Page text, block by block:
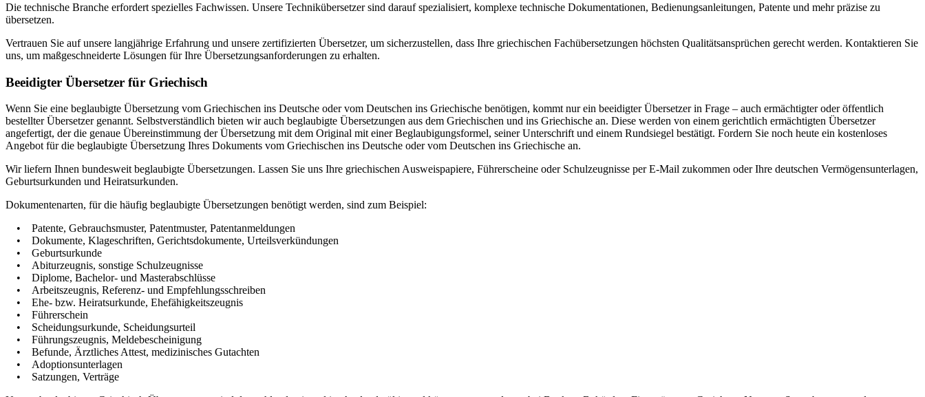
Die technische Branche erfordert spezielles Fachwissen. Unsere Technikübersetzer sind darauf spezialisiert, komplexe technische Dokumentationen, Bedienungsanleitungen, Patente und mehr präzise zu
übersetzen.
Vertrauen Sie auf unsere langjährige Erfahrung und unsere zertifizierten Übersetzer, um sicherzustellen, dass Ihre griechischen Fachübersetzungen höchsten Qualitätsansprüchen gerecht werden. Kontaktieren Sie
uns, um maßgeschneiderte Lösungen für Ihre Übersetzungsanforderungen zu erhalten.
Beeidigter Übersetzer für Griechisch
Wenn Sie eine beglaubigte Übersetzung vom Griechischen ins Deutsche oder vom Deutschen ins Griechische benötigen, kommt nur ein beeidigter Übersetzer in Frage – auch ermächtigter oder öffentlich
bestellter Übersetzer genannt. Selbstverständlich bieten wir auch beglaubigte Übersetzungen aus dem Griechischen und ins Griechische an. Diese werden von einem gerichtlich ermächtigten Übersetzer
angefertigt, der die genaue Übereinstimmung der Übersetzung mit dem Original mit einer Beglaubigungsformel, seiner Unterschrift und einem Rundsiegel bestätigt. Fordern Sie noch heute ein kostenloses
Angebot für die beglaubigte Übersetzung Ihres Dokuments vom Griechischen ins Deutsche oder vom Deutschen ins Griechische an.
Wir liefern Ihnen bundesweit beglaubigte Übersetzungen. Lassen Sie uns Ihre griechischen Ausweispapiere, Führerscheine oder Schulzeugnisse per E-Mail zukommen oder Ihre deutschen Vermögensunterlagen,
Geburtsurkunden und Heiratsurkunden.
Dokumentenarten, für die häufig beglaubigte Übersetzungen benötigt werden, sind zum Beispiel:
• Patente, Gebrauchsmuster, Patentmuster, Patentanmeldungen
• Dokumente, Klageschriften, Gerichtsdokumente, Urteilsverkündungen
• Geburtsurkunde
• Abiturzeugnis, sonstige Schulzeugnisse
• Diplome, Bachelor- und Masterabschlüsse
• Arbeitszeugnis, Referenz- und Empfehlungsschreiben
• Ehe- bzw. Heiratsurkunde, Ehefähigkeitszeugnis
• Führerschein
• Scheidungsurkunde, Scheidungsurteil
• Führungszeugnis, Meldebescheinigung
• Befunde, Ärztliches Attest, medizinisches Gutachten
• Adoptionsunterlagen
• Satzungen, Verträge